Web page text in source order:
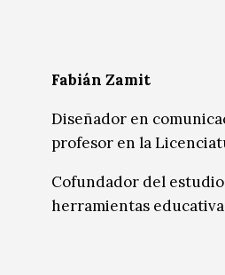
Fabián Zamit
Diseñador en
profesor en la
Cofundador del
herramientas